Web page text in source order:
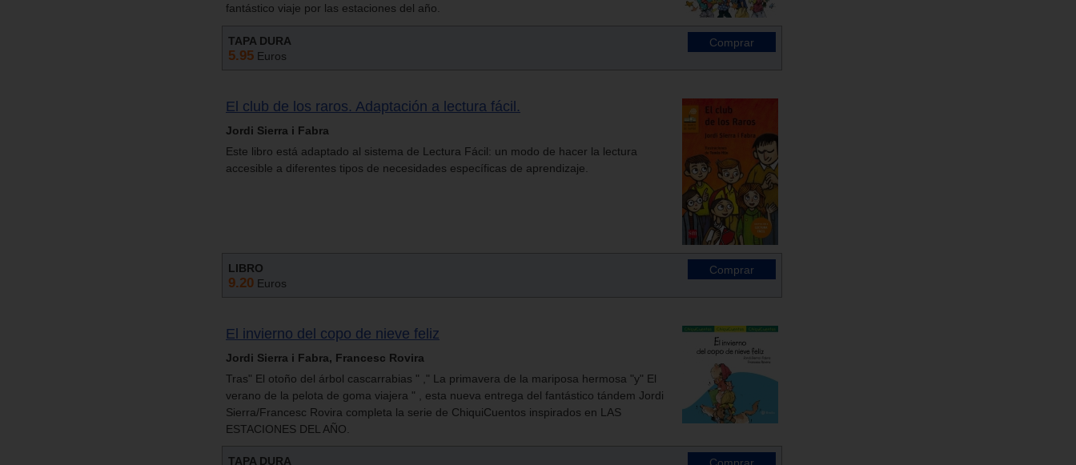
fantástico viaje por las estaciones del año.
TAPA DURA
5.95 Euros
El club de los raros. Adaptación a lectura fácil.
Jordi Sierra i Fabra
Este libro está adaptado al sistema de Lectura Fácil: un modo de hacer la lectura
accesible a diferentes tipos de necesidades específicas de aprendizaje.
LIBRO
9.20 Euros
El invierno del copo de nieve feliz
Jordi Sierra i Fabra, Francesc Rovira
Tras" El otoño del árbol cascarrabias " ," La primavera de la mariposa hermosa "y" El
verano de la pelota de goma viajera " , esta nueva entrega del fantástico tándem Jordi
Sierra/Francesc Rovira completa la serie de ChiquiCuentos inspirados en LAS
ESTACIONES DEL AÑO.
TAPA DURA